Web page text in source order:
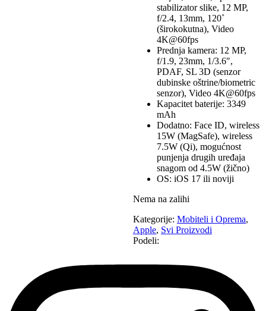
stabilizator slike, 12 MP,
f/2.4, 13mm, 120˚
(širokokutna), Video
4K@60fps
Prednja kamera: 12 MP,
f/1.9, 23mm, 1/3.6″,
PDAF, SL 3D (senzor
dubinske oštrine/biometric
senzor), Video 4K@60fps
Kapacitet baterije: 3349
mAh
Dodatno: Face ID, wireless
15W (MagSafe), wireless
7.5W (Qi), mogućnost
punjenja drugih uređaja
snagom od 4.5W (žično)
OS: iOS 17 ili noviji
Nema na zalihi
Kategorije: Mobiteli i Oprema,
Apple, Svi Proizvodi
Podeli: